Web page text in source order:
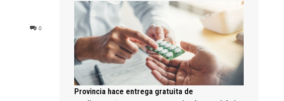
0
Provincia hace entrega gratuita de